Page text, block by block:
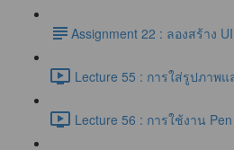
​Assignment 22 : ลองสร้าง
Lecture 55 : การใส่รูปภาพแ
Lecture 56 : การใช้งาน